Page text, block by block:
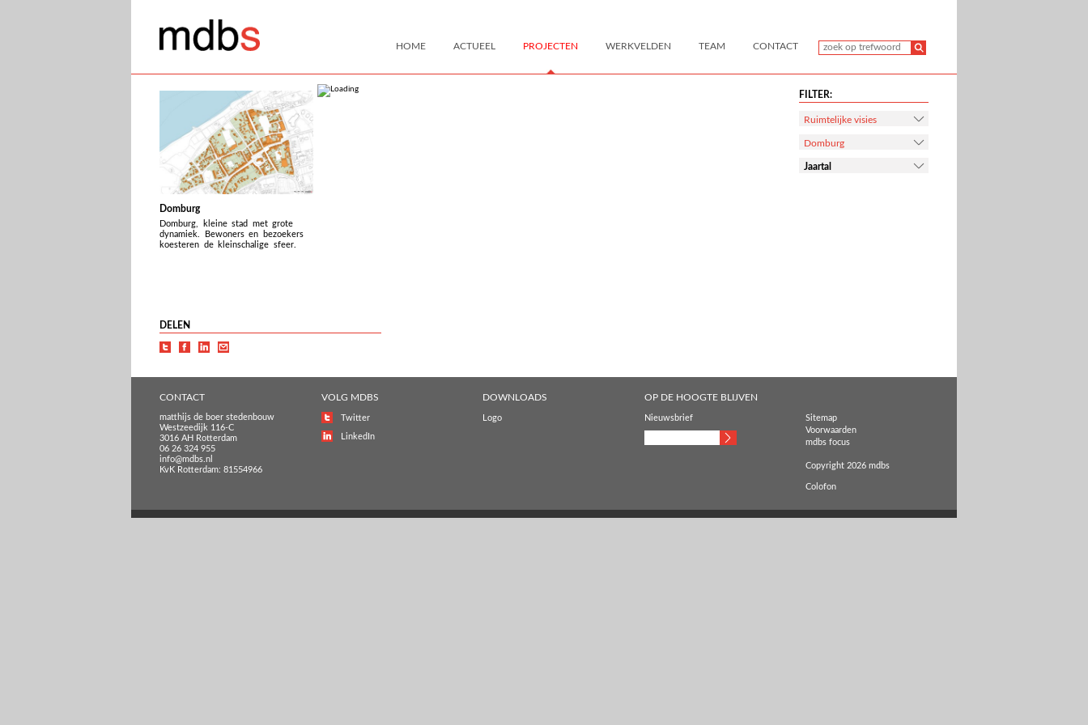
HOME ACTUEEL PROJECTEN WERKVELDEN TEAM CONTACT
Domburg
Domburg, kleine stad met grote
dynamiek. Bewoners en bezoekers
koesteren de kleinschalige sfeer.
DELEN
FILTER:
Ruimtelijke visies
Domburg
Jaartal
CONTACT
matthijs de boer stedenbouw
Westzeedijk 116-C
3016 AH Rotterdam
06 26 324 955
info@mdbs.nl
KvK Rotterdam: 81554966
VOLG MDBS
Twitter
LinkedIn
DOWNLOADS
Logo
OP DE HOOGTE BLIJVEN
Nieuwsbrief
Sitemap
Voorwaarden
mdbs focus
Copyright 2026 mdbs
Colofon